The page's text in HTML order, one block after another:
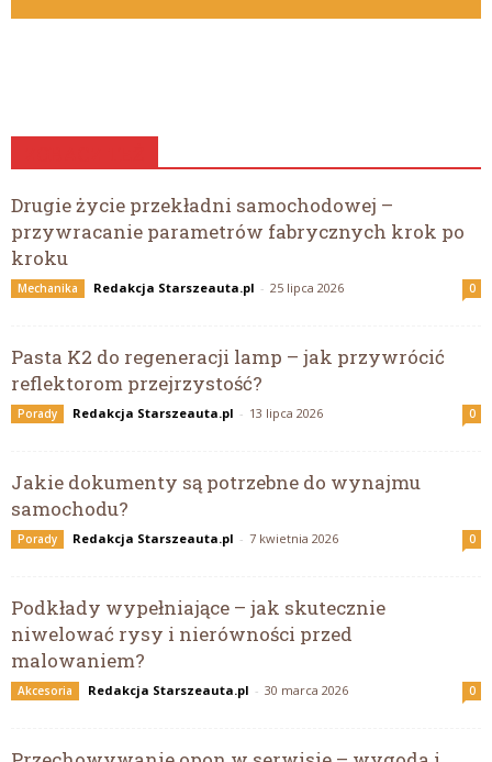
Drugie życie przekładni samochodowej –
przywracanie parametrów fabrycznych krok po
kroku
Mechanika Redakcja Starszeauta.pl - 25 lipca 2026 0
Pasta K2 do regeneracji lamp – jak przywrócić
reflektorom przejrzystość?
Porady Redakcja Starszeauta.pl - 13 lipca 2026 0
Jakie dokumenty są potrzebne do wynajmu
samochodu?
Porady Redakcja Starszeauta.pl - 7 kwietnia 2026 0
Podkłady wypełniające – jak skutecznie
niwelować rysy i nierówności przed
malowaniem?
Akcesoria Redakcja Starszeauta.pl - 30 marca 2026 0